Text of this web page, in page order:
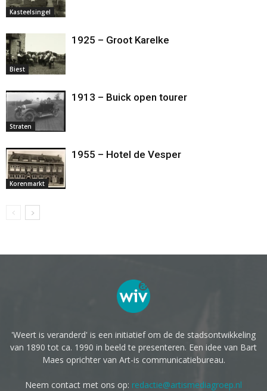
Kasteelsingel
Biest
1925 – Groot Karelke
Straten
1913 – Buick open tourer
Korenmarkt
1955 – Hotel de Vesper
'Weert is veranderd' is een initiatief om de de stadsontwikkeling
van 1890 tot ca. 1990 in beeld te presenteren. Een idee van Bart
Maes oprichter van Art-is communicatiebureau.
Neem contact met ons op: redactie@artismediagroep.nl